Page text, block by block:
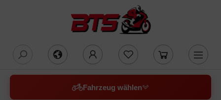
Fahrzeug wählen